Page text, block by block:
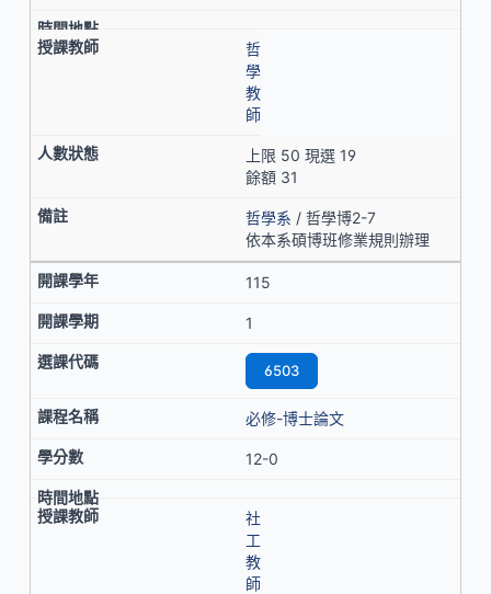
哲
學
教
師
上限 50 現選 19
餘額 31
哲學系 / 哲學博2-7
依本系碩博班修業規則辦理
115
1
6503
必修-博士論文
12-0
社
工
教
師